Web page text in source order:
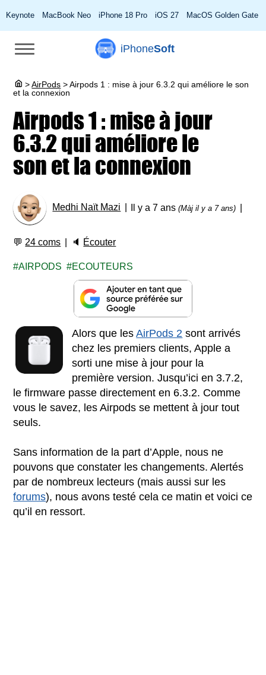
Keynote MacBook Neo iPhone 18 Pro iOS 27 MacOS Golden Gate
iPhoneSoft
> AirPods >Airpods 1 : mise à jour 6.3.2 qui améliore le son
et la connexion
Airpods 1 : mise à jour
6.3.2 qui améliore le
son et la connexion
Medhi Naït Mazi Il y a 7 ans(Màj il y a 7 ans)
💬 24 coms 🔈 Écouter
AIRPODS ECOUTEURS
Alors que lesAirPods 2 sont arrivés
chez les premiers clients, Apple a
sorti une mise à jour pour la
première version. Jusqu’ici en 3.7.2,
le firmware passe directement en 6.3.2. Comme
vous le savez, les Airpods se mettent à jour tout
seuls.
Sans information de la part d’Apple, nous ne
pouvons que constater les changements. Alertés
par de nombreux lecteurs (mais aussi sur les
forums), nous avons testé cela ce matin et voici ce
qu’il en ressort.